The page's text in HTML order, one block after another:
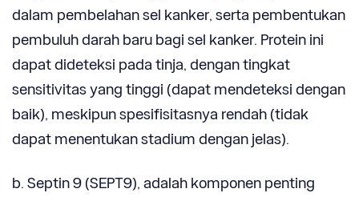
dalam pembelahan sel kanker, serta pembentukan
pembuluh darah baru bagi sel kanker. Protein ini
dapat dideteksi pada tinja, dengan tingkat
sensitivitas yang tinggi (dapat mendeteksi dengan
baik), meskipun spesifisitasnya rendah (tidak
dapat menentukan stadium dengan jelas).
b. Septin 9 (SEPT9), adalah komponen penting